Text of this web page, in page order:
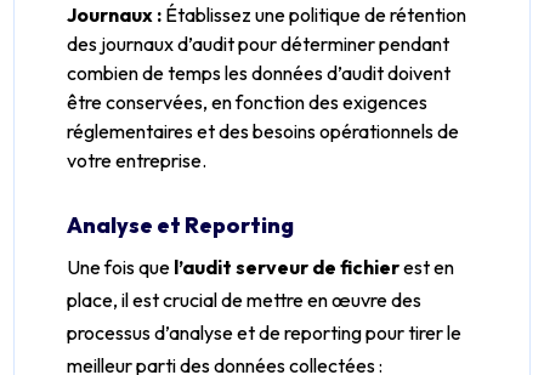
Journaux :Établissez une politique de rétention
des journaux d’audit pour déterminer pendant
combien de temps les données d’audit doivent
être conservées, en fonction des exigences
réglementaires et des besoins opérationnels de
votre entreprise.
Analyse et Reporting
Une fois que l’audit serveur de fichierest en
place, il est crucial de mettre en œuvre des
processus d’analyse et de reporting pour tirer le
meilleur parti des données collectées :